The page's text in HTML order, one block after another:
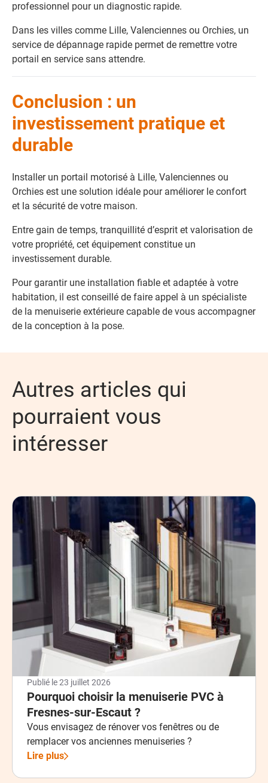
professionnel pour un diagnostic rapide.
Dans les villes comme Lille, Valenciennes ou Orchies, un
service de dépannage rapide permet de remettre votre
portail en service sans attendre.
Conclusion : un
investissement pratique et
durable
Installer un portail motorisé à Lille, Valenciennes ou
Orchies est une solution idéale pour améliorer le confort
et la sécurité de votre maison.
Entre gain de temps, tranquillité d’esprit et valorisation de
votre propriété, cet équipement constitue un
investissement durable.
Pour garantir une installation fiable et adaptée à votre
habitation, il est conseillé de faire appel à un spécialiste
de la menuiserie extérieure capable de vous accompagner
de la conception à la pose.
Autres articles qui
pourraient vous
intéresser
Publié le23 juillet 2026
Pourquoi choisir la menuiserie PVC à
Fresnes-sur-Escaut ?
Vous envisagez de rénover vos fenêtres ou de
remplacer vos anciennes menuiseries ?
Lire plus